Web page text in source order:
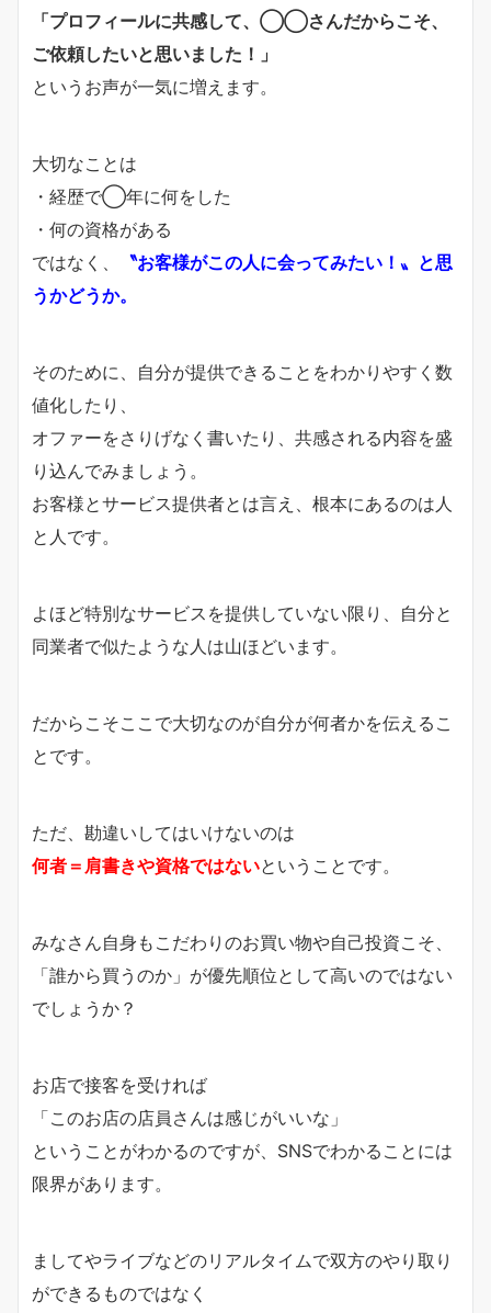
「プロフィールに共感して、◯◯さんだからこそ、
ご依頼したいと思いました！」
というお声が一気に増えます。
大切なことは
・経歴で◯年に何をした
・何の資格がある
ではなく、
〝お客様がこの人に会ってみたい！〟と思
うかどうか。
そのために、自分が提供できることをわかりやすく数
値化したり、
オファーをさりげなく書いたり、共感される内容を盛
り込んでみましょう。
お客様とサービス提供者とは言え、根本にあるのは人
と人です。
よほど特別なサービスを提供していない限り、自分と
同業者で似たような人は山ほどいます。
だからこそここで大切なのが自分が何者かを伝えるこ
とです。
ただ、勘違いしてはいけないのは
何者＝肩書きや資格ではないということです。
みなさん自身もこだわりのお買い物や自己投資こそ、
「誰から買うのか」が優先順位として高いのではない
でしょうか？
お店で接客を受ければ
「このお店の店員さんは感じがいいな」
ということがわかるのですが、SNSでわかることには
限界があります。
ましてやライブなどのリアルタイムで双方のやり取り
ができるものではなく